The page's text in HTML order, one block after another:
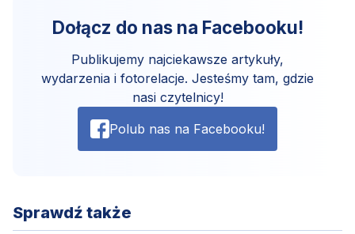
Dołącz do nas na Facebooku!
Publikujemy najciekawsze artykuły,
wydarzenia i fotorelacje. Jesteśmy tam, gdzie
nasi czytelnicy!
Polub nas na Facebooku!
Sprawdź także